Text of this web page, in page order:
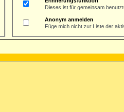
Dieses ist für gemeinsam
Anonym anmelden
Füge mich nicht zur Liste der